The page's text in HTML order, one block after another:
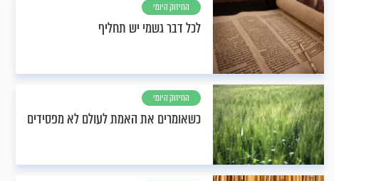
החיזוק היומי
לכל דבר גשמי יש תחליף
החיזוק היומי
כשאומרים את האמת לעולם לא מפסידים